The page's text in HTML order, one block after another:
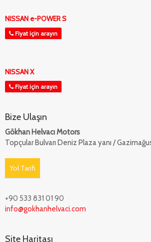
NISSAN e-POWER S
Fiyat için arayın
NISSAN X
Fiyat için arayın
Bize Ulaşın
Gökhan Helvacı Motors
Topçular Bulvarı Deniz Plaza yanı /
Yol Tarifi
+90 533 831 01 90
info@gokhanhelvaci.com
Site Haritası